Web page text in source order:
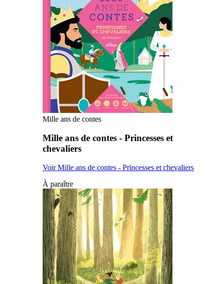
Mille ans de contes
Mille ans de contes - Princesses et
chevaliers
Voir Mille ans de contes - Princesses et chevaliers
À paraître